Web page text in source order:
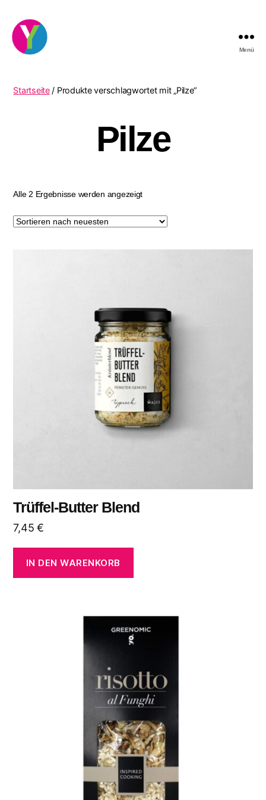
Menü
Startseite/ Produkte verschlagwortet mit „Pilze“
Pilze
Alle 2 Ergebnisse werden angezeigtNach
sortiert
Trüffel-Butter Blend
7,45€
IN DEN WARENKORB